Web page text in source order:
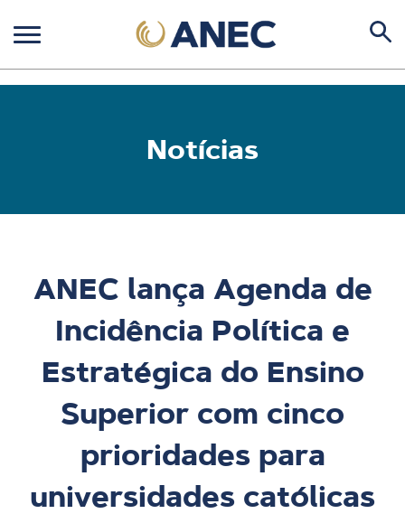
Notícias
ANEC lança Agenda de
Incidência Política e
Estratégica do Ensino
Superior com cinco
prioridades para
universidades católicas